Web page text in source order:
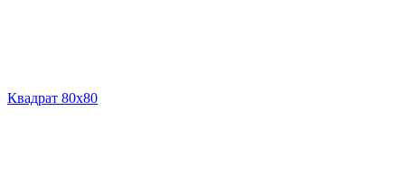
Квадрат 80х80